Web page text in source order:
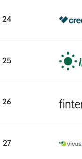
24
25
26
27